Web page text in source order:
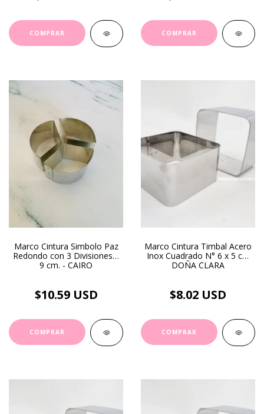
Marco Cintura Simbolo Paz
Redondo con 3 Divisiones x
9 cm. - CAIRO
$10.59 USD
Marco Cintura Timbal Acero
Inox Cuadrado N° 6 x 5 cm
DOÑA CLARA
$8.02 USD